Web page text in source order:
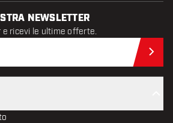
NEWSLETTER
ricevi le ultime offerte.